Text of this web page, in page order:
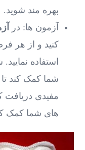
بهره‌ مند شوید.
آزمون ‌ها: در
کنید و از هر
استفاده
شما کمک کند
مفیدی دریافت
های شما کمک